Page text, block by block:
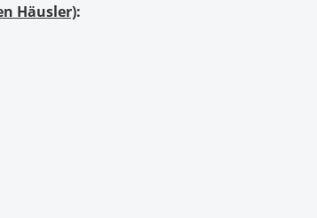
Häusler):